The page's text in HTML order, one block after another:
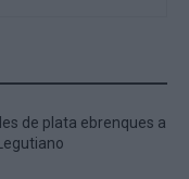
de plata ebrenques a